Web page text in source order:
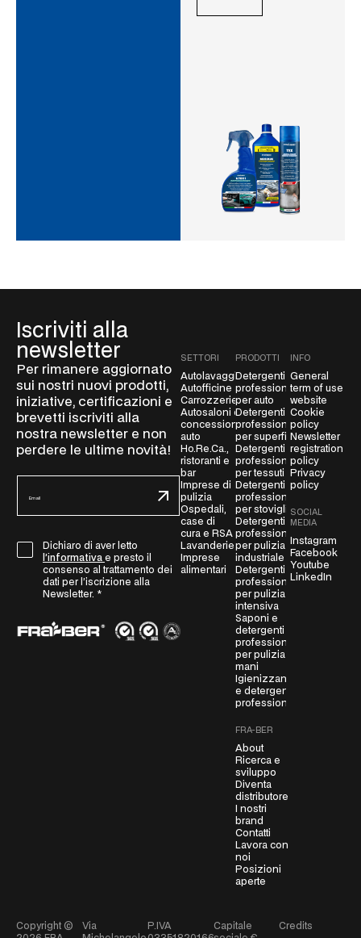
Iscriviti alla
newsletter
Per rimanere aggiornato
sui nostri nuovi prodotti,
iniziative, certificazioni e
brevetti iscriviti alla
nostra newsletter e non
perdere le ultime novità!
m
a
G
g
Dichiaro di aver letto
l’informativa e presto il
consenso al trattamento dei
dati per l’iscrizione alla
Newsletter. *
SETTORI
Autolavaggio
Autofficine
Carrozzerie
Autosaloni e
concessionarie
auto
Ho.Re.Ca.,
ristoranti e
bar
Imprese di
pulizia
Ospedali,
case di
cura e RSA
Lavanderie
Imprese
alimentari
PRODOTTI
Detergenti
professionali
per auto
Detergenti
professionali
per superfici
Detergenti
professionali
per tessuti
Detergenti
professionali
per stoviglie
Detergenti
professionali
per pulizia
industriale
Detergenti
professionali
per pulizia
intensiva
Saponi e
detergenti
professionali
per pulizia
mani
Igienizzanti
e detergenti
professionali
FRA-BER
About
Ricerca e
sviluppo
Diventa
distributore
I nostri
brand
Contatti
Lavora con
noi
Posizioni
aperte
INFO
General
term of use
website
Cookie
policy
Newsletter
registration
policy
Privacy
policy
SOCIAL
MEDIA
Instagram
Facebook
Youtube
LinkedIn
Copyright ©
Via
P.IVA
Capitale
Credits